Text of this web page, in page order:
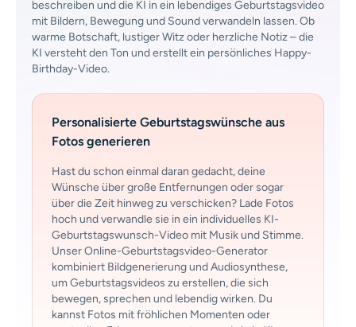
beschreiben und die KI in ein lebendiges Geburtstagsvideo
mit Bildern, Bewegung und Sound verwandeln lassen. Ob
warme Botschaft, lustiger Witz oder herzliche Notiz – die
KI versteht den Ton und erstellt ein persönliches Happy-
Birthday-Video.
Personalisierte Geburtstagswünsche aus
Fotos generieren
Hast du schon einmal daran gedacht, deine
Wünsche über große Entfernungen oder sogar
über die Zeit hinweg zu verschicken? Lade Fotos
hoch und verwandle sie in ein individuelles KI-
Geburtstagswunsch-Video mit Musik und Stimme.
Unser Online-Geburtstagsvideo-Generator
kombiniert Bildgenerierung und Audiosynthese,
um Geburtstagsvideos zu erstellen, die sich
bewegen, sprechen und lebendig wirken. Du
kannst Fotos mit fröhlichen Momenten oder